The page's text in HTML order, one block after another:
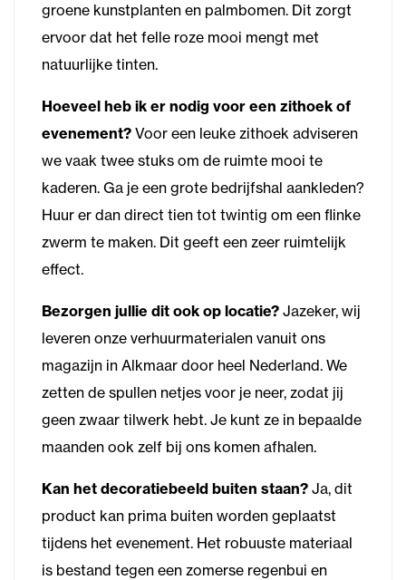
groene kunstplanten en palmbomen. Dit zorgt
ervoor dat het felle roze mooi mengt met
natuurlijke tinten.
Hoeveel heb ik er nodig voor een zithoek of
evenement? Voor een leuke zithoek adviseren
we vaak twee stuks om de ruimte mooi te
kaderen. Ga je een grote bedrijfshal aankleden?
Huur er dan direct tien tot twintig om een flinke
zwerm te maken. Dit geeft een zeer ruimtelijk
effect.
Bezorgen jullie dit ook op locatie? Jazeker, wij
leveren onze verhuurmaterialen vanuit ons
magazijn in Alkmaar door heel Nederland. We
zetten de spullen netjes voor je neer, zodat jij
geen zwaar tilwerk hebt. Je kunt ze in bepaalde
maanden ook zelf bij ons komen afhalen.
Kan het decoratiebeeld buiten staan? Ja, dit
product kan prima buiten worden geplaatst
tijdens het evenement. Het robuuste materiaal
is bestand tegen een zomerse regenbui en